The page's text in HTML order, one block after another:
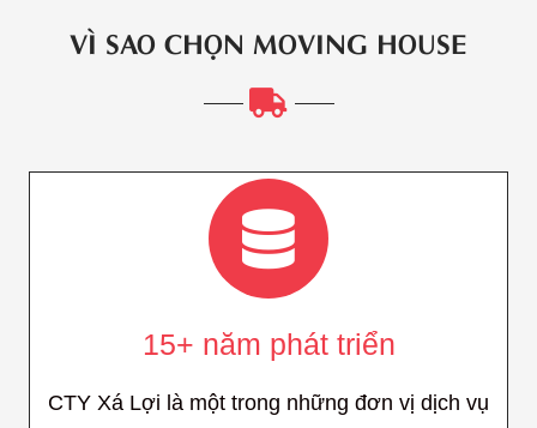
VÌ SAO CHỌN MOVING HOUSE
15+ năm phát triển
CTY Xá Lợi là một trong những đơn vị dịch vụ